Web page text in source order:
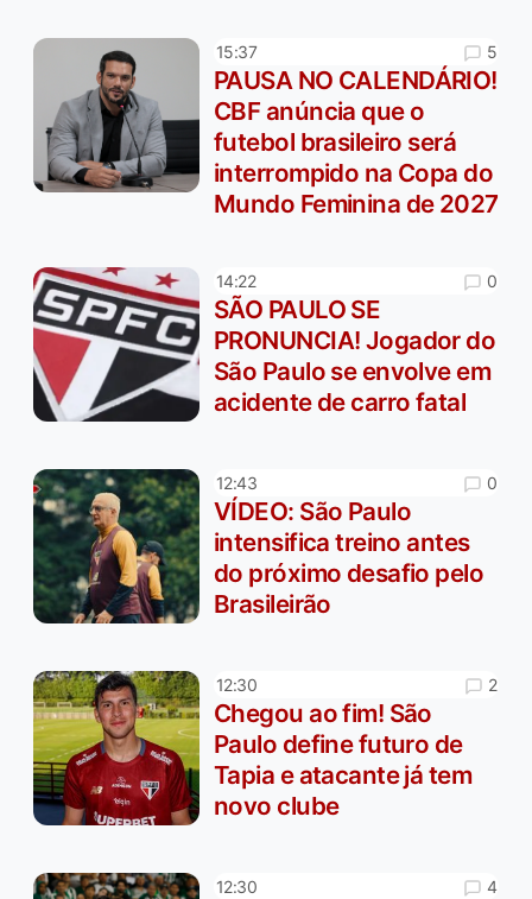
15:37 5
PAUSA NO CALENDÁRIO!
CBF anúncia que o
futebol brasileiro será
interrompido na Copa do
Mundo Feminina de 2027
14:22 0
SÃO PAULO SE
PRONUNCIA! Jogador do
São Paulo se envolve em
acidente de carro fatal
12:43 0
VÍDEO: São Paulo
intensifica treino antes
do próximo desafio pelo
Brasileirão
12:30 2
Chegou ao fim! São
Paulo define futuro de
Tapia e atacante já tem
novo clube
12:30 4